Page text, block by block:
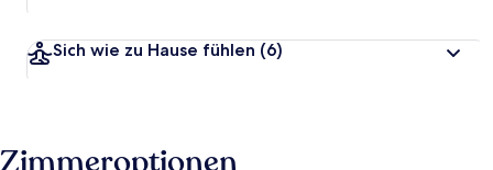
Sich wie zu Hause fühlen (6)